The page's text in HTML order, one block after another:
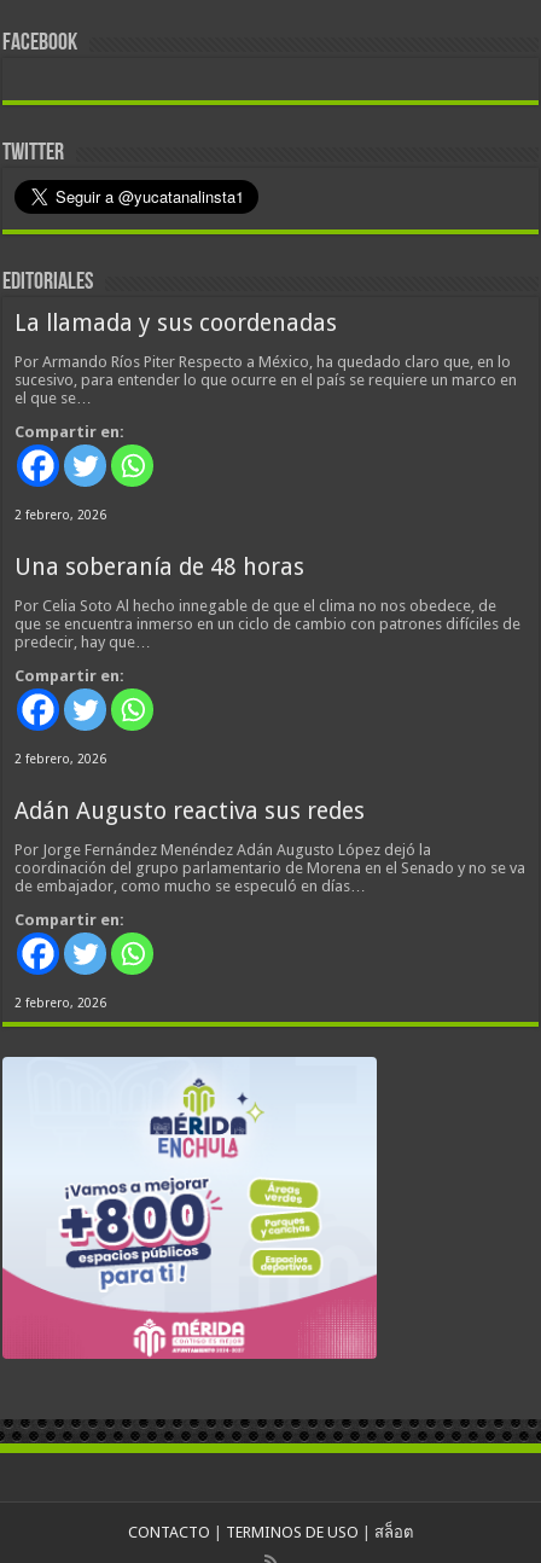
FACEBOOK
TWITTER
EDITORIALES
La llamada y sus coordenadas
Por Armando Ríos Piter Respecto a México, ha quedado claro que, en lo
sucesivo, para entender lo que ocurre en el país se requiere un marco en
el que se…
Compartir en:
2 febrero, 2026
Una soberanía de 48 horas
Por Celia Soto Al hecho innegable de que el clima no nos obedece, de
que se encuentra inmerso en un ciclo de cambio con patrones difíciles de
predecir, hay que…
Compartir en:
2 febrero, 2026
Adán Augusto reactiva sus redes
Por Jorge Fernández Menéndez Adán Augusto López dejó la
coordinación del grupo parlamentario de Morena en el Senado y no se va
de embajador, como mucho se especuló en días…
Compartir en:
2 febrero, 2026
CONTACTO TERMINOS DE USO สล็อต